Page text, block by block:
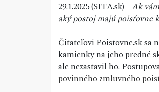
29.1.2025 (SITA.sk) -Ak
aký postoj majú poisťovne
Čitateľovi Poistovne.sk sa
kamienky na jeho predné
ale nezastavil ho.
povinného zmluvného